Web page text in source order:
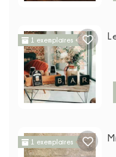
1 exemplaires
1 exemplaires